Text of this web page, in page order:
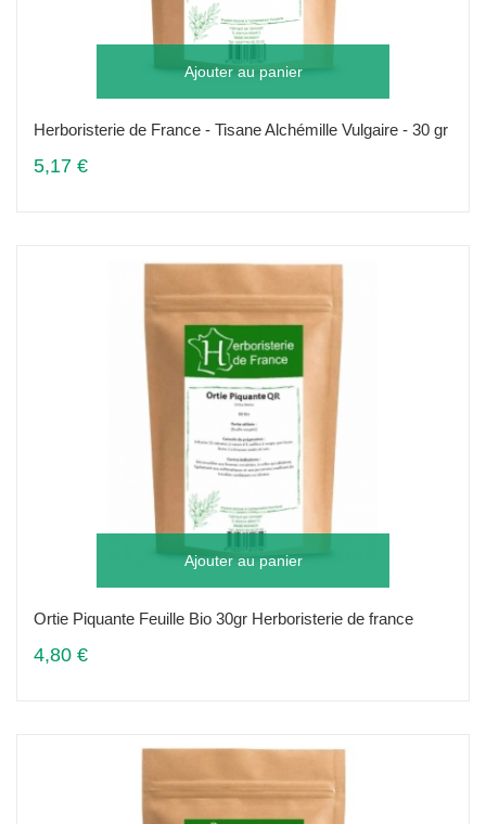
Ajouter au panier
Herboristerie de France - Tisane Alchémille Vulgaire - 30 gr
5,17 €
Ajouter au panier
Ortie Piquante Feuille Bio 30gr Herboristerie de france
4,80 €